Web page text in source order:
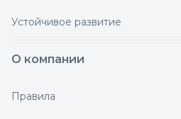
Устойчивое развитие
О компании
Правила